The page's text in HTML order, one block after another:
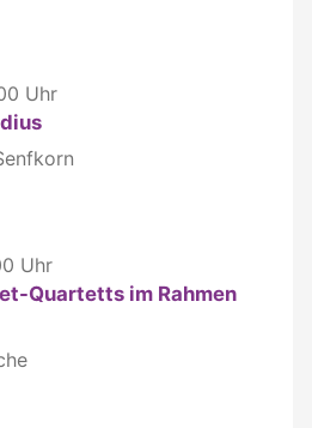
Uhr
Uhr
Quartetts im Rahmen